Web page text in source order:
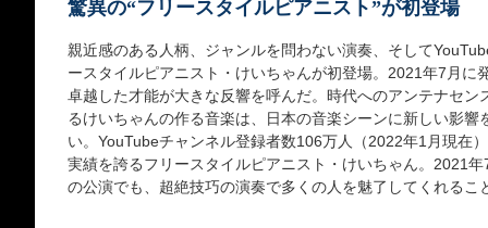
驚異の“フリースタイルピアニスト”が初登場
親近感のある人柄、ジャンルを問わない演奏、そして
ースタイルピアニスト・けいちゃんが初登場。2021年7月に
卓越した才能が大きな反響を呼んだ。時代へのアンテナセ
るけいちゃんの作る音楽は、日本の音楽シーンに新しい影
い。YouTubeチャンネル登録者数106万人（2022年1月現在
実績を誇るフリースタイルピアニスト・けいちゃん。2021
の公演でも、超絶技巧の演奏で多くの人を魅了してくれるこ